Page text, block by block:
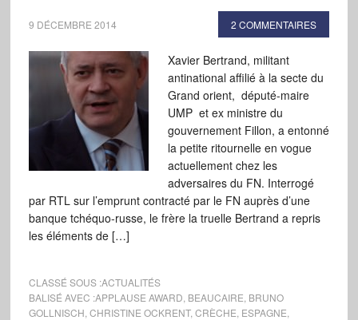
9 DÉCEMBRE 2014 2 COMMENTAIRES
Xavier Bertrand, militant
antinational affilié à la secte du
Grand orient, député-maire
UMP et ex ministre du
gouvernement Fillon, a entonné
la petite ritournelle en vogue
actuellement chez les
adversaires du FN. Interrogé
par RTL sur l’emprunt contracté par le FN auprès d’une
banque tchéquo-russe, le frère la truelle Bertrand a repris
les éléments de […]
CLASSÉ SOUS :ACTUALITÉS
BALISÉ AVEC :APPLAUSE AWARD BEAUCAIRE BRUNO
GOLLNISCH CHRISTINE OCKRENT, CRÈCHE ESPAGNE